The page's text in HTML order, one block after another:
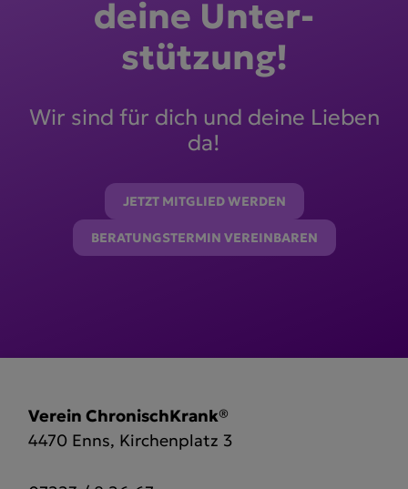
deine Unter­
stützung!
Wir sind für dich und deine Lieben
da!
JETZT MITGLIED WERDEN
BERATUNGSTERMIN VEREINBAREN
Verein ChronischKrank®
4470 Enns, Kirchenplatz 3